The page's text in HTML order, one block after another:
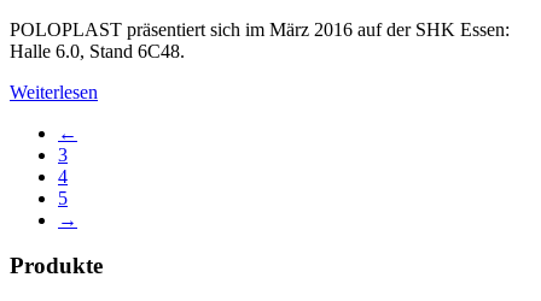
POLOPLAST präsentiert sich im März 2016 auf der SHK Essen:
Halle 6.0, Stand 6C48.
Weiterlesen
←
3
4
5
→
Produkte